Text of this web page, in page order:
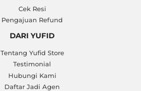
Cek Resi
Pengajuan Refund
DARI YUFID
Tentang Yufid Store
Testimonial
Hubungi Kami
Daftar Jadi Agen